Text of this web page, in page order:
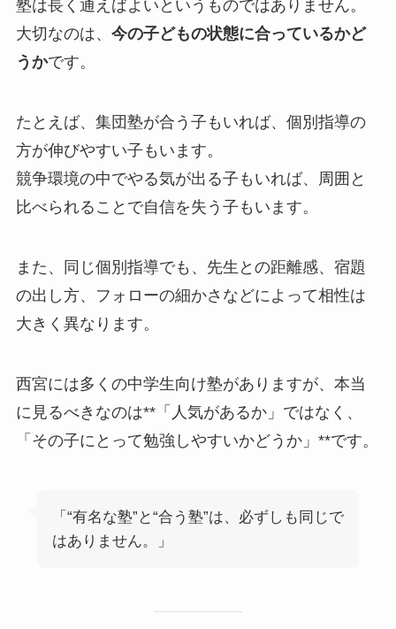
塾は長く通えばよいというものではありません。
大切なのは、 今の子どもの状態に合っているかど
うかです。
たとえば、集団塾が合う子もいれば、個別指導の
方が伸びやすい子もいます。
競争環境の中でやる気が出る子もいれば、周囲と
比べられることで自信を失う子もいます。
また、同じ個別指導でも、先生との距離感、宿題
の出し方、フォローの細かさなどによって相性は
大きく異なります。
西宮には多くの中学生向け塾がありますが、本当
に見るべきなのは**「人気があるか」ではなく、
「その子にとって勉強しやすいかどうか」**です。
「“有名な塾”と“合う塾”は、必ずしも同じで
はありません。」